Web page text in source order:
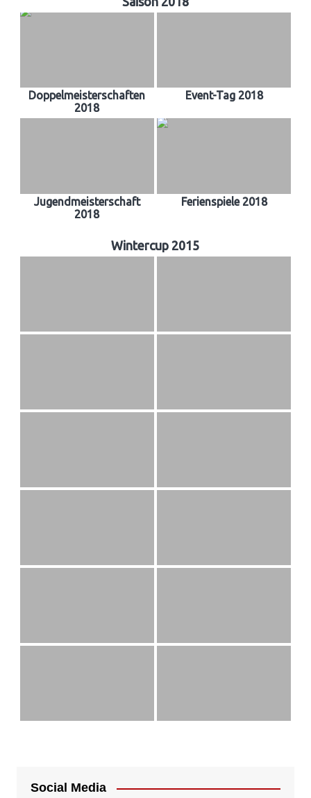
Doppelmeisterschaften
2018
Event-Tag 2018
Jugendmeisterschaft
2018
Ferienspiele 2018
Wintercup 2015
Social Media